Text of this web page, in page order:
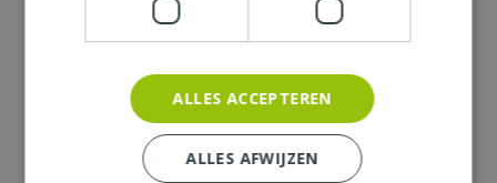
Bull kadobon t.w.v
€12,50
,50
BESTEL DIRECT
Bull kadobon t.w.v €10,-
€10
BESTEL DIRECT
ALLES ACCEPTEREN
ALLES AFWIJZEN